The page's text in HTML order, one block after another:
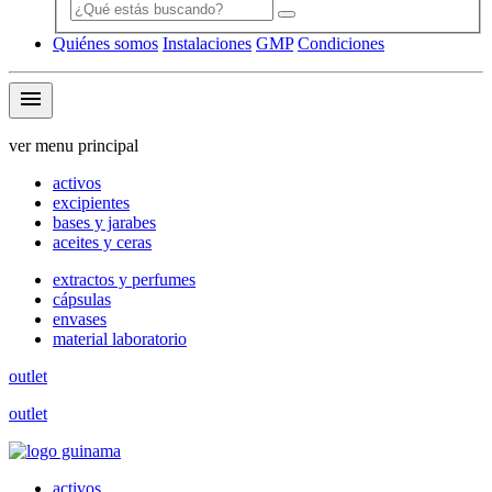
Quiénes somos Instalaciones GMP Condiciones
menu
ver menu principal
activos
excipientes
bases y jarabes
aceites y ceras
extractos y perfumes
cápsulas
envases
material laboratorio
outlet
outlet
activos